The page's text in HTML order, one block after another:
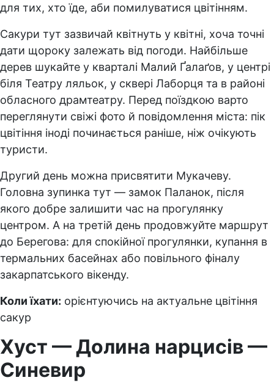
для тих, хто їде, аби помилуватися цвітінням.
Сакури тут зазвичай квітнуть у квітні, хоча точні
дати щороку залежать від погоди. Найбільше
дерев шукайте у кварталі Малий Ґалаґов, у центрі
біля Театру ляльок, у сквері Лаборця та в районі
обласного драмтеатру. Перед поїздкою варто
переглянути свіжі фото й повідомлення міста: пік
цвітіння іноді починається раніше, ніж очікують
туристи.
Другий день можна присвятити Мукачеву.
Головна зупинка тут — замок Паланок, після
якого добре залишити час на прогулянку
центром. А на третій день продовжуйте маршрут
до Берегова: для спокійної прогулянки, купання в
термальних басейнах або повільного фіналу
закарпатського вікенду.
Коли їхати: орієнтуючись на актуальне цвітіння
сакур
Хуст — Долина нарцисів —
Синевир